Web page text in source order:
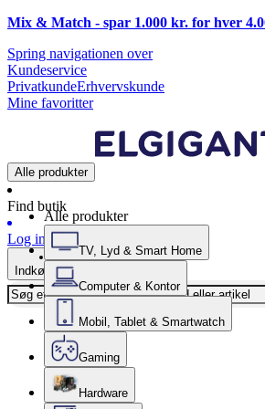
Mix & Match - spar 1.000 kr. for hver
Spring navigationen over
Kundeservice
PrivatkundeErhvervskunde
Mine favoritter
Alle produkter
Find butik
Log ind
Indkøbskurv
Alle produkter
TV, Lyd & Smart Home
Computer & Kontor
Mobil, Tablet & Smartwatch
Gaming
Hardware